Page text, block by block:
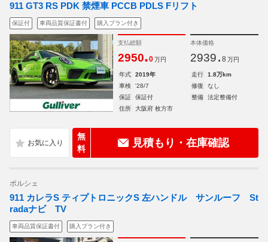
911 GT3 RS PDK 禁煙車 PCCB PDLS Fリフト
保証付 車両品質保証書付 購入プラン付き
支払総額
2950.0 万円
本体価格
2939. 8 万円
年式 2019年 走行
1.8万km
車検
'28/7 修復
なし
保証
保証付 整備
法定整備付
住所
大阪府 枚方市
無
料
見積もり・在庫確認
ポルシェ
911 カレラS ティプトロニックS 左ハンドル サンルーフ St
radaナビ TV
車両品質保証書付 購入プラン付き